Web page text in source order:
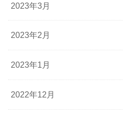
2023年3月
2023年2月
2023年1月
2022年12月